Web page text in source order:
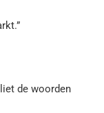
de woorden